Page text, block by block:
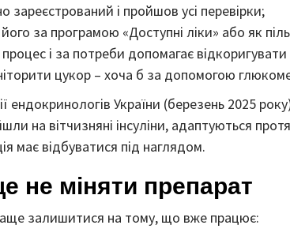
зареєстрований і пройшов усі перевірки;
за програмою «Доступні ліки» або як
і за потреби допомагає
цукор – хоча б за допомогою
ендокринологів України (березень 2025
на вітчизняні інсуліни, адаптуються
має відбуватися під наглядом.
не міняти препарат
залишитися на тому, що вже працює: